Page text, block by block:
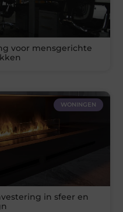
voor mensgerichte
WONINGEN
in sfeer en